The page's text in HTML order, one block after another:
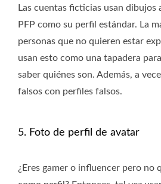
Las cuentas ficticias usan dibujos
PFP como su perfil estándar. La
personas que no quieren estar
usan esto como una tapadera
saber quiénes son. Además, a
falsos con perfiles falsos.
5. Foto de perfil de avatar
¿Eres gamer o influencer pero no